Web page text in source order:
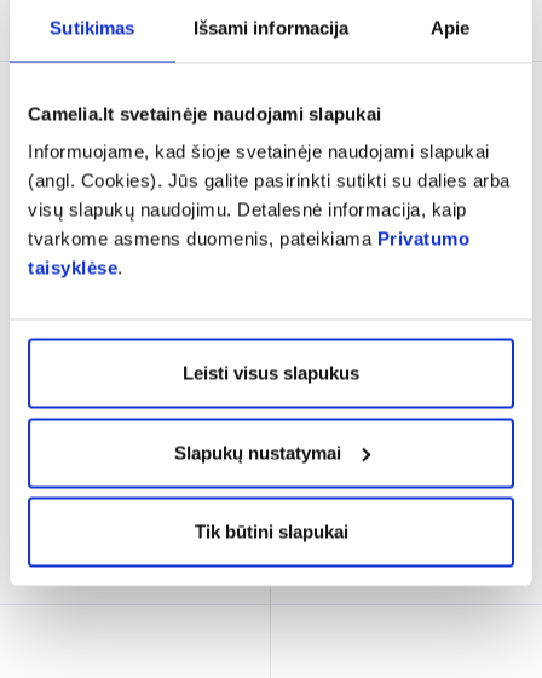
Sutikimas Išsami informacija Apie
Camelia.lt svetainėje naudojami slapukai
Informuojame, kad šioje svetainėje naudojami slapukai
(angl. Cookies). Jūs galite pasirinkti sutikti su dalies arba
visų slapukų naudojimu. Detalesnė informacija, kaip
tvarkome asmens duomenis, pateikiama Privatumo
taisyklėse.
Leisti visus slapukus
Slapukų nustatymai
Tik būtini slapukai
TENA prausimosi putos
WASH MOUSSE, 400 ml
Įvertinimas 5.0 iš 5
% PAPILDOMA NUOLAIDA
TENA šampūnas ir dušo
želė, 500 ml
Įvertinimas 5.0 iš 5
4,16 €* 4,89 €
% PAPILDOMA NUOLAIDA